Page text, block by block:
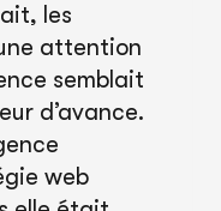
les
attention
semblait
d’avance.
web